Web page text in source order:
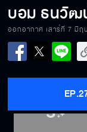
ออกอากาศ เสาร์ที่ 7 มิถุ